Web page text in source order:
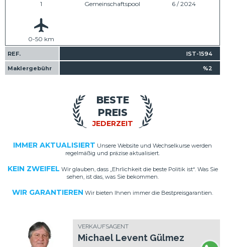
1 Gemeinschaftspool 6 / 2024
0-50 km
REF. IST-1594
Maklergebühr %2
JEDERZEIT
BESTE
PREIS
IMMER AKTUALISIERT Unsere Website und Wechselkurse werden
regelmäßig und präzise aktualisiert.
KEIN ZWEIFEL Wir glauben, dass „Ehrlichkeit die beste Politik ist“. Was Sie
sehen, ist das, was Sie bekommen.
WIR GARANTIEREN Wir bieten Ihnen immer die Bestpreisgarantien.
VERKAUFSAGENT
Michael Levent Gülmez